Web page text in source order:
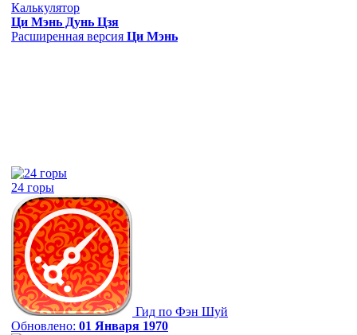
Калькулятор
Ци Мэнь Дунь Цзя
Расширенная версия Ци Мэнь
24 горы
Гид по Фэн Шуй
Обновлено: 01 Января 1970